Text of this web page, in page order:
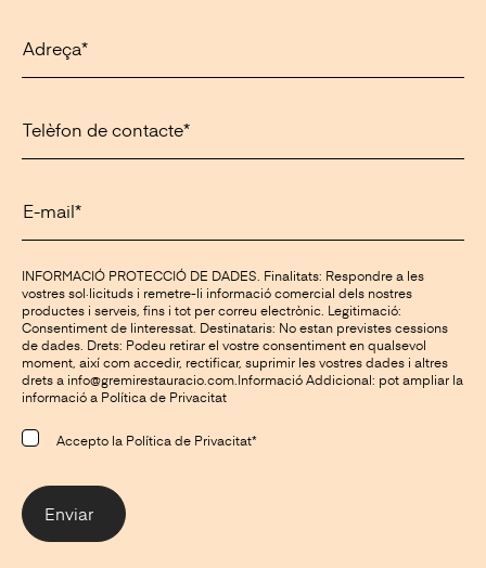
Adreça*
Telèfon de contacte*
E-mail*
INFORMACIÓ PROTECCIÓ DE DADES. Finalitats: Respondre a les
vostres sol·licituds i remetre-li informació comercial dels nostres
productes i serveis, fins i tot per correu electrònic. Legitimació:
Consentiment de linteressat. Destinataris: No estan previstes cessions
de dades. Drets: Podeu retirar el vostre consentiment en qualsevol
moment, així com accedir, rectificar, suprimir les vostres dades i altres
drets a info@gremirestauracio.com.Informació Addicional: pot ampliar la
informació a Política de Privacitat
Accepto la Política de Privacitat*
Enviar